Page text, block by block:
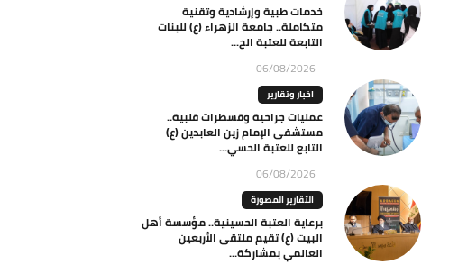
خدمات طبية وإرشادية وتقنية
متكاملة.. جامعة الزهراء (ع) للبنات
التابعة للعتبة الح...
06/08/2026
اخبار وتقارير
عمليات جراحية وقسطرات قلبية..
مستشفى الإمام زين العابدين (ع)
التابع للعتبة الحسي...
06/08/2026
التقارير المصورة
برعاية العتبة الحسينية.. مؤسسة أهل
البيت (ع) تقيم ملتقى الأربعين
العالمي بمشاركة...